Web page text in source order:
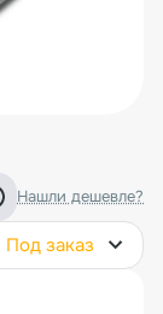
Нашли дешевле?
Под заказ